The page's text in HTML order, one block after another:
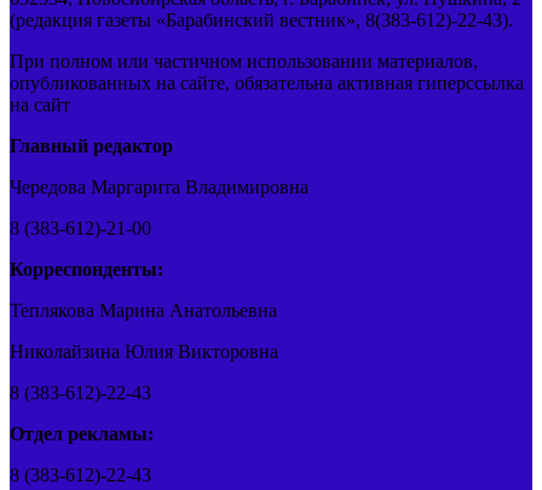
(редакция газеты «Барабинский вестник», 8(383-612)-22-43).
При полном или частичном использовании материалов,
опубликованных на сайте, обязательна активная гиперссылка
на сайт
Главный редактор
Чередова Маргарита Владимировна
8 (383-612)-21-00
Корреспонденты:
Теплякова Марина Анатольевна
Николайзина Юлия Викторовна
8 (383-612)-22-43
Отдел рекламы:
8 (383-612)-22-43